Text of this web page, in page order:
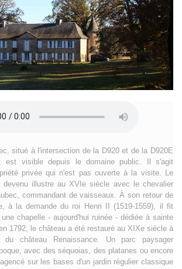
situé à l'intersection de la D920 et de la D920E
est visible depuis le domaine public. Il s'agit
privée qui n'est pas ouverte à la visite. Le
devenu illustre au XVIe siècle avec le chevalier
commandant de vaisseaux. À son retour de
à la demande du roi Henri II (1519-1559), il fit
chapelle - aujourd'hui ruinée - dédiée à sainte
1792, le château a été restauré au XIXe siècle à
château Renaissance. Un parc paysager
avec des séquoias, des platanes ou encore
sur les bases d'un jardin régulier classique